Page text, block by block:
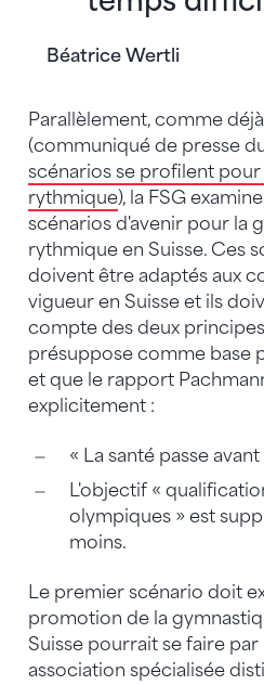
Béatrice Wertli
Parallèlement, comme
(communiqué de presse
scénarios se profilent
rythmique), la FSG
scénarios d'avenir pour la
rythmique en Suisse. Ces
doivent être adaptés aux
vigueur en Suisse et ils
compte des deux
présuppose comme base
et que le rapport
explicitement :
« La santé passe
L'objectif «
olympiques » est
moins.
Le premier scénario doit
promotion de la
Suisse pourrait se faire par
association spécialisée